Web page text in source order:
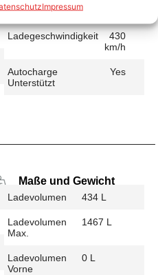
Impressum
>392 Km)
Ladegeschwindigkeit
430
km/h
Autocharge
Unterstützt
Yes
Maße und Gewicht
Ladevolumen 434 L
Ladevolumen
Max.
1467 L
Ladevolumen
Vorne
0 L